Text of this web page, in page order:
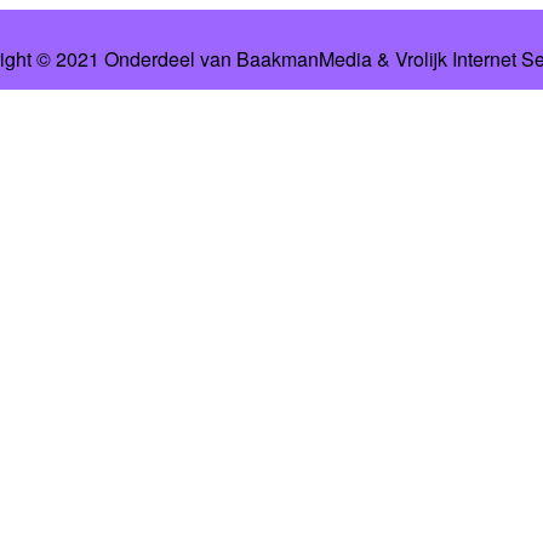
© 2021 Onderdeel van BaakmanMedia& Vrolijk Internet